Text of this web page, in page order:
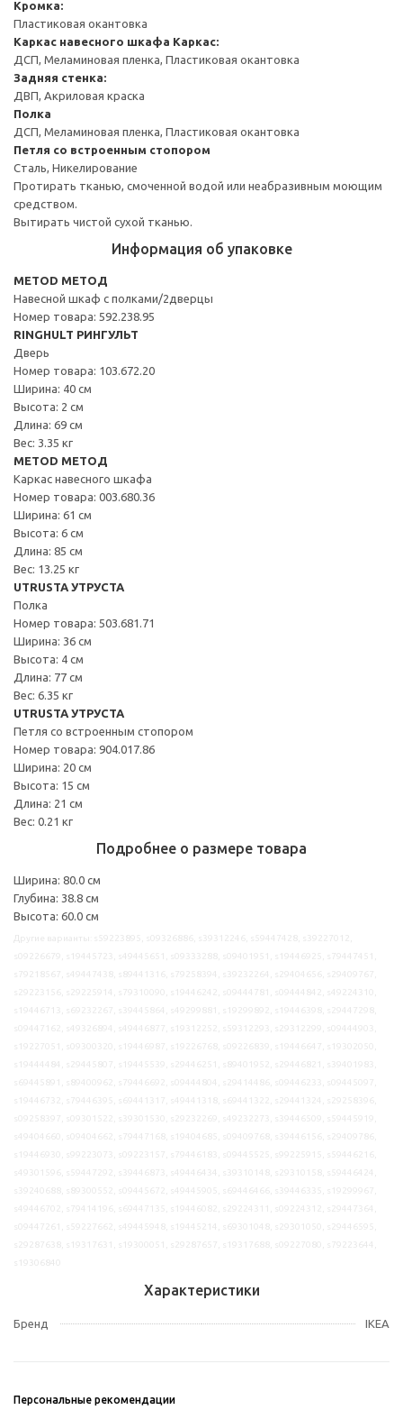
Кромка:
Пластиковая окантовка
Каркас навесного шкафа Каркас:
ДСП, Меламиновая пленка, Пластиковая окантовка
Задняя стенка:
ДВП, Акриловая краска
Полка
ДСП, Меламиновая пленка, Пластиковая окантовка
Петля со встроенным стопором
Сталь, Никелирование
Протирать тканью, смоченной водой или неабразивным моющим
средством.
Вытирать чистой сухой тканью.
Информация об упаковке
METOD МЕТОД
Навесной шкаф с полками/2дверцы
Номер товара: 592.238.95
RINGHULT РИНГУЛЬТ
Дверь
Номер товара: 103.672.20
Ширина: 40 см
Высота: 2 см
Длина: 69 см
Вес: 3.35 кг
METOD МЕТОД
Каркас навесного шкафа
Номер товара: 003.680.36
Ширина: 61 см
Высота: 6 см
Длина: 85 см
Вес: 13.25 кг
UTRUSTA УТРУСТА
Полка
Номер товара: 503.681.71
Ширина: 36 см
Высота: 4 см
Длина: 77 см
Вес: 6.35 кг
UTRUSTA УТРУСТА
Петля со встроенным стопором
Номер товара: 904.017.86
Ширина: 20 см
Высота: 15 см
Длина: 21 см
Вес: 0.21 кг
Подробнее о размере товара
Ширина: 80.0 см
Глубина: 38.8 см
Высота: 60.0 см
Характеристики
Бренд IKEA
Персональные рекомендации